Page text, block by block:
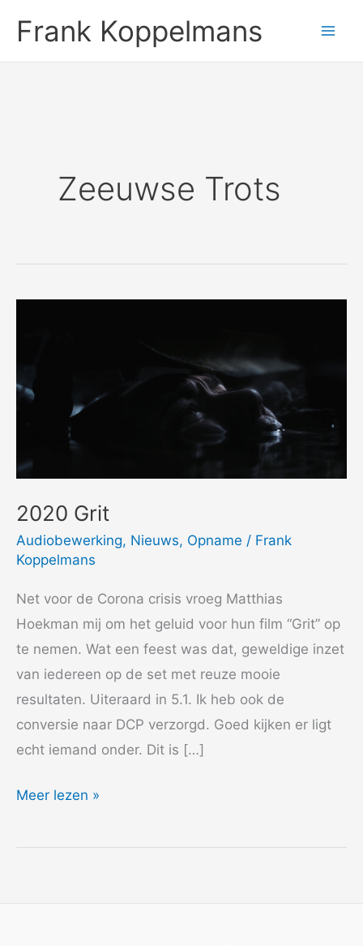
naar
de
Frank Koppelmans
Zeeuwse Trots
2020 Grit
Audiobewerking, Nieuws, Opname / Frank
Koppelmans
Net voor de Corona crisis vroeg Matthias
Hoekman mij om het geluid voor hun film “Grit” op
te nemen. Wat een feest was dat, geweldige inzet
van iedereen op de set met reuze mooie
resultaten. Uiteraard in 5.1. Ik heb ook de
conversie naar DCP verzorgd. Goed kijken er ligt
echt iemand onder. Dit is […]
2020
Meer lezen »